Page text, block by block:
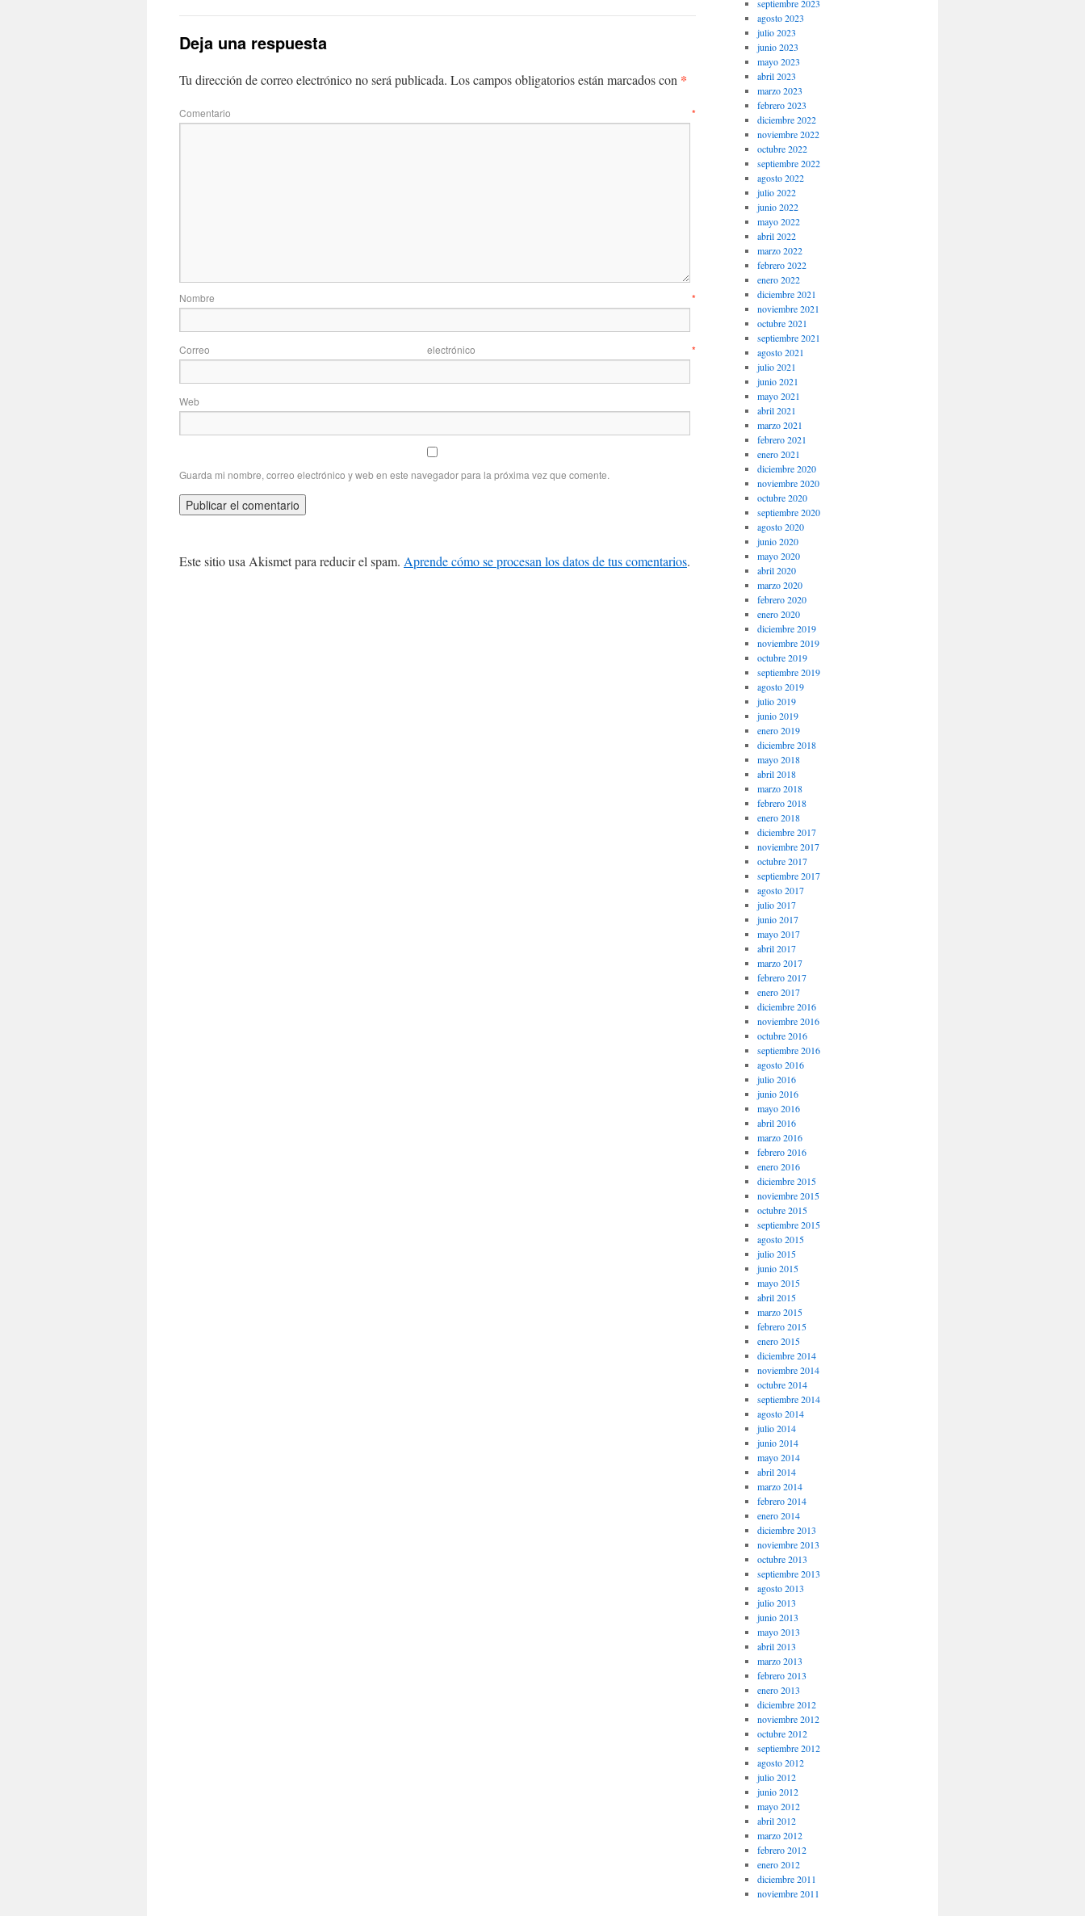
Deja una respuesta
Tu dirección de correo electrónico no será publicada. Los campos obligatorios están marcados con *
Comentario *
Nombre *
Correo electrónico *
Web
Guarda mi nombre, correo electrónico y web en este navegador para la próxima vez que comente.
Este sitio usa Akismet para reducir el spam. Aprende cómo se procesan los datos de tus comentarios.
septiembre 2023
agosto 2023
julio 2023
junio 2023
mayo 2023
abril 2023
marzo 2023
febrero 2023
diciembre 2022
noviembre 2022
octubre 2022
septiembre 2022
agosto 2022
julio 2022
junio 2022
mayo 2022
abril 2022
marzo 2022
febrero 2022
enero 2022
diciembre 2021
noviembre 2021
octubre 2021
septiembre 2021
agosto 2021
julio 2021
junio 2021
mayo 2021
abril 2021
marzo 2021
febrero 2021
enero 2021
diciembre 2020
noviembre 2020
octubre 2020
septiembre 2020
agosto 2020
junio 2020
mayo 2020
abril 2020
marzo 2020
febrero 2020
enero 2020
diciembre 2019
noviembre 2019
octubre 2019
septiembre 2019
agosto 2019
julio 2019
junio 2019
enero 2019
diciembre 2018
mayo 2018
abril 2018
marzo 2018
febrero 2018
enero 2018
diciembre 2017
noviembre 2017
octubre 2017
septiembre 2017
agosto 2017
julio 2017
junio 2017
mayo 2017
abril 2017
marzo 2017
febrero 2017
enero 2017
diciembre 2016
noviembre 2016
octubre 2016
septiembre 2016
agosto 2016
julio 2016
junio 2016
mayo 2016
abril 2016
marzo 2016
febrero 2016
enero 2016
diciembre 2015
noviembre 2015
octubre 2015
septiembre 2015
agosto 2015
julio 2015
junio 2015
mayo 2015
abril 2015
marzo 2015
febrero 2015
enero 2015
diciembre 2014
noviembre 2014
octubre 2014
septiembre 2014
agosto 2014
julio 2014
junio 2014
mayo 2014
abril 2014
marzo 2014
febrero 2014
enero 2014
diciembre 2013
noviembre 2013
octubre 2013
septiembre 2013
agosto 2013
julio 2013
junio 2013
mayo 2013
abril 2013
marzo 2013
febrero 2013
enero 2013
diciembre 2012
noviembre 2012
octubre 2012
septiembre 2012
agosto 2012
julio 2012
junio 2012
mayo 2012
abril 2012
marzo 2012
febrero 2012
enero 2012
diciembre 2011
noviembre 2011